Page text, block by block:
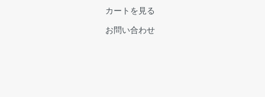
カートを見る
お問い合わせ